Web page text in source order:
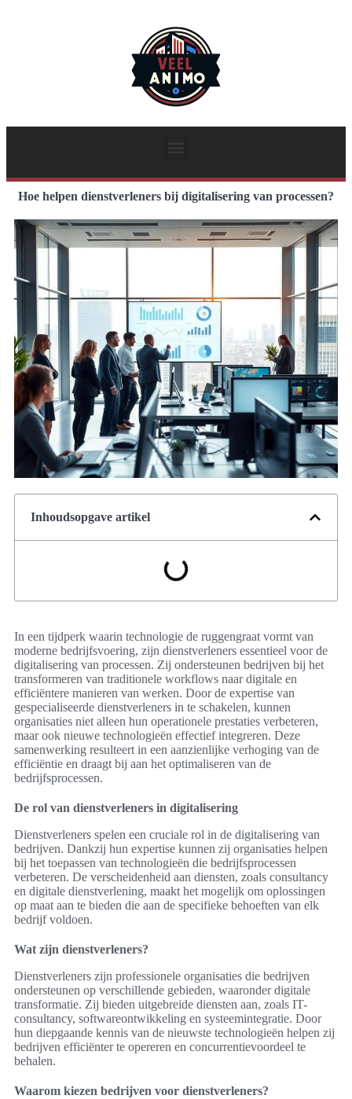
Hoe helpen dienstverleners bij digitalisering van processen?
Inhoudsopgave artikel
In een tijdperk waarin technologie de ruggengraat vormt van
moderne bedrijfsvoering, zijn dienstverleners essentieel voor de
digitalisering van processen. Zij ondersteunen bedrijven bij het
transformeren van traditionele workflows naar digitale en
efficiëntere manieren van werken. Door de expertise van
gespecialiseerde dienstverleners in te schakelen, kunnen
organisaties niet alleen hun operationele prestaties verbeteren,
maar ook nieuwe technologieën effectief integreren. Deze
samenwerking resulteert in een aanzienlijke verhoging van de
efficiëntie en draagt bij aan het optimaliseren van de
bedrijfsprocessen.
De rol van dienstverleners in digitalisering
Dienstverleners spelen een cruciale rol in de digitalisering van
bedrijven. Dankzij hun expertise kunnen zij organisaties helpen
bij het toepassen van technologieën die bedrijfsprocessen
verbeteren. De verscheidenheid aan diensten, zoals consultancy
en digitale dienstverlening, maakt het mogelijk om oplossingen
op maat aan te bieden die aan de specifieke behoeften van elk
bedrijf voldoen.
Wat zijn dienstverleners?
Dienstverleners zijn professionele organisaties die bedrijven
ondersteunen op verschillende gebieden, waaronder digitale
transformatie. Zij bieden uitgebreide diensten aan, zoals IT-
consultancy, softwareontwikkeling en systeemintegratie. Door
hun diepgaande kennis van de nieuwste technologieën helpen zij
bedrijven efficiënter te opereren en concurrentievoordeel te
behalen.
Waarom kiezen bedrijven voor dienstverleners?